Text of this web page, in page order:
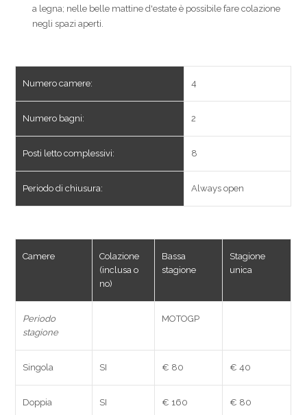
a legna; nelle belle mattine d'estate è possibile fare colazione
negli spazi aperti.
Numero camere: 4
Numero bagni: 2
Posti letto complessivi: 8
Periodo di chiusura: Always open
Camere
Colazione
(inclusa o
no)
Bassa
stagione
Stagione
unica
Periodo
stagione
MOTOGP
Singola SI € 80 € 40
Doppia SI € 160 € 80